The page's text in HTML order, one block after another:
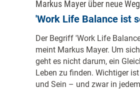
Markus Mayer über neue
'Work Life Balance ist
Der Begriff 'Work Life
meint Markus Mayer. Um
geht es nicht darum, ein
Leben zu finden. Wichtiger
und Sein – und zwar in